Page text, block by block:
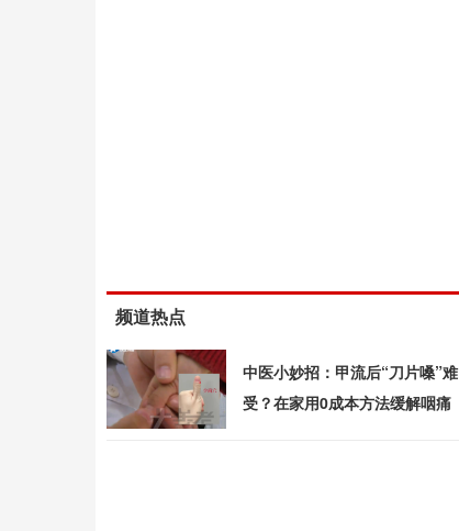
频道热点
中医小妙招：甲流后“刀片嗓”难
受？在家用0成本方法缓解咽痛